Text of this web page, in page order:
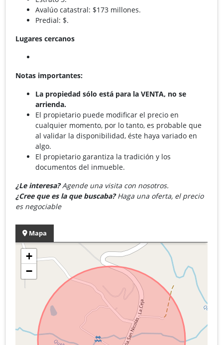
Avalúo catastral: $173 millones.
Predial: $.
Lugares cercanos
Notas importantes:
La propiedad sólo está para la VENTA, no se
arrienda.
El propietario puede modificar el precio en
cualquier momento, por lo tanto, es probable que
al validar la disponibilidad, éste haya variado en
algo.
El propietario garantiza la tradición y los
documentos del inmueble.
¿Le interesa?Agende una visita con nosotros.
¿Cree que es la que buscaba?Haga una oferta, el precio
es negociable
Mapa
+
−